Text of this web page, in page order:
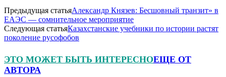
Предыдущая статьяАлександр Князев: Бесшовный транзит» в
ЕАЭС — сомнительное мероприятие
Следующая статьяКазахстанские учебники по истории растят
поколение русофобов
ЭТО МОЖЕТ БЫТЬ ИНТЕРЕСНОЕЩЕ ОТ
АВТОРА